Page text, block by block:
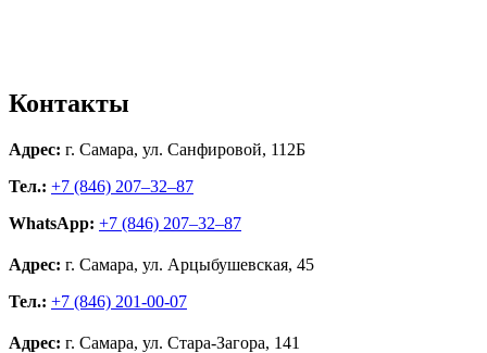
Контакты
Адрес: г. Самара, ул. Санфировой, 112Б
Тел.: +7 (846) 207‒32‒87
WhatsApp: +7 (846) 207‒32‒87
Адрес: г. Самара, ул. Арцыбушевская, 45
Тел.: +7 (846) 201-00-07
Адрес: г. Самара, ул. Стара-Загора, 141